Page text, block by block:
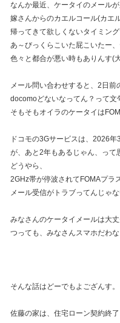
なんか最近、ケータイのメール
嫁さんからのカエルコール(カエ
帰ってきて欲しくないタイミン
あ～びっくらこいた屁こいたー、
色々と都合が悪い時もありんす
メール問い合わせすると、2日前
docomoどないなってん？って文
そもそもオイラのケータイは
ドコモの3Gサービスは、2026年
が、あと2年もあるじゃん、っ
どうやら、
2GHz帯が停波されてFOMAプラ
メール受信がトラブってんじゃな
みなさんのケータイメールは大丈
つっても、みなさんスマホだわ
そんな話はどーでもよござんす。
佐藤の家は、住宅ローン契約終了